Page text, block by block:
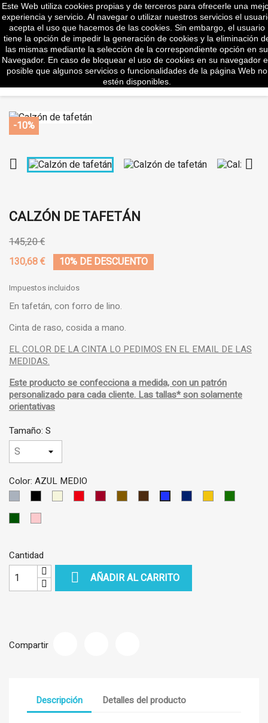
 (0)

search
-10%
 
CALZÓN DE TAFETÁN
145,20 €
130,68 €
10% DE DESCUENTO
Impuestos incluidos
En tafetán, con forro de lino.
Cinta de raso, cosida a mano.
EL COLOR DE LA CINTA LO PEDIMOS EN EL EMAIL DE LAS
MEDIDAS.
Este producto se confecciona a medida, con un patrón
personalizado para cada cliente. Las tallas* son solamente
orientativas
Tamaño: S
Color: AZUL MEDIO
MARRON
Cantidad
 AÑADIR AL CARRITO
Compartir
Descripción Detalles del producto
Este Web utiliza cookies propias y de terceros para ofrecerle una
experiencia y servicio. Al navegar o utilizar nuestros servicios el
acepta el uso que hacemos de las cookies. Sin embargo, el usuario
tiene la opción de impedir la generación de cookies y la eliminación
las mismas mediante la selección de la correspondiente opción en su
Navegador. En caso de bloquear el uso de cookies en su navegador
posible que algunos servicios o funcionalidades de la página Web no
estén disponibles.